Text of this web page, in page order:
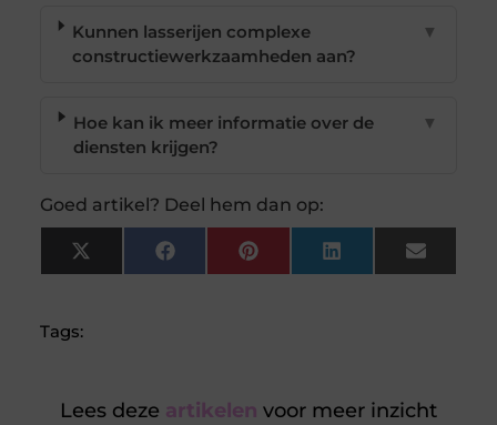
Kunnen lasserijen complexe
constructiewerkzaamheden aan?
▼
Hoe kan ik meer informatie over de
diensten krijgen?
▼
Goed artikel? Deel hem dan op:
X
(Twitter)
FacebookPinterest LinkedIn Email
Tags:
Lees deze artikelen voor meer inzicht